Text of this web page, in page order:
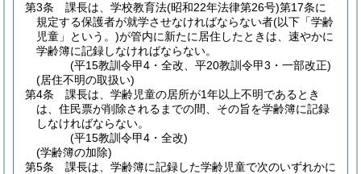
第3条
課長は、学校教育法(昭和22年法律第26号)第17条に
規定する保護者が就学させなければならない者(以下「学齢
児童」という。)が管内に新たに居住したときは、速やかに
学齢簿に記録しなければならない。
(平15教訓令甲4・全改、平20教訓令甲3・一部改正)
(居住不明の取扱い)
第4条
課長は、学齢児童の居所が1年以上不明であるとき
は、住民票が削除されるまでの間、その旨を学齢簿に記録
しなければならない。
(平15教訓令甲4・全改)
(学齢簿の加除)
第5条
課長は、学齢簿に記録した学齢児童で次のいずれかに